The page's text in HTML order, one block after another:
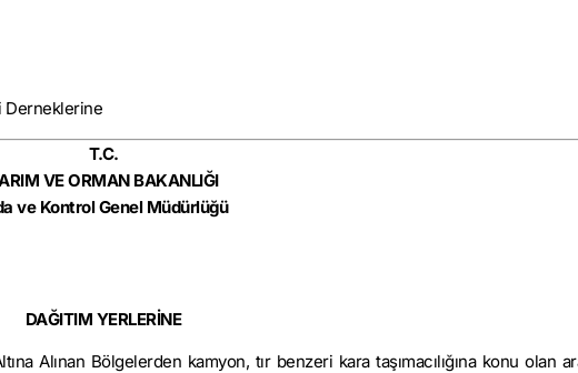
Derneklerine
T.C.
VE ORMAN BAKANLIĞI
ve Kontrol Genel Müdürlüğü
DAĞITIM YERLERİNE
Alınan Bölgelerden kamyon, tır benzeri kara taşımacılığına konu olan